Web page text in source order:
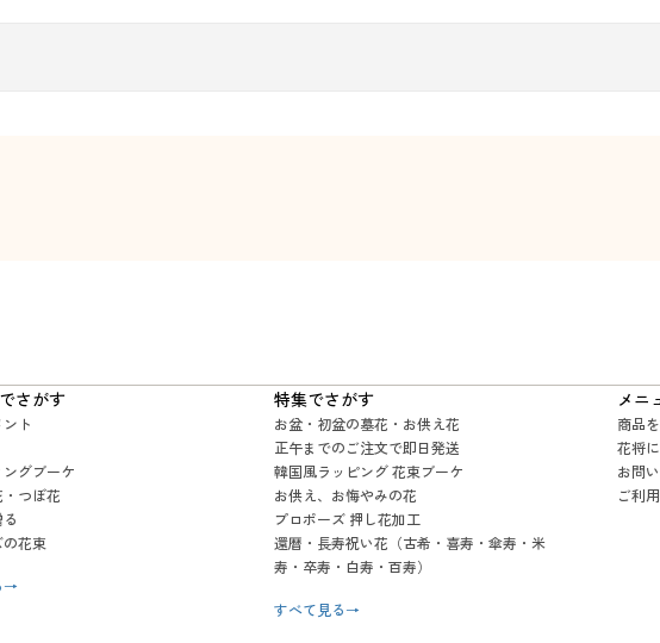
さがす
ト
グブーケ
つぼ花
の花束
→
特集でさがす
お盆・初盆の墓花・お供え花
正午までのご注文で即日発送
韓国風ラッピング 花束ブーケ
お供え、お悔やみの花
プロポーズ 押し花加工
還暦・長寿祝い花（古希・喜寿・傘寿・米
寿・卒寿・白寿・百寿）
すべて見る →
メニ
商品
花将
お問
ご利